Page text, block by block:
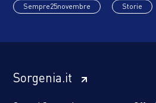
Sempre25novembre Storie
Sorgenia.it